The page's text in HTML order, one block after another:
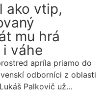
ako vtip,
mu hrá
váhe
apríla priamo do
odborníci z oblasti
Palkovič už...